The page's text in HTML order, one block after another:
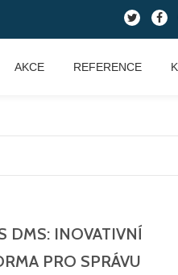
fa-
twitter
fa-
AKCE REFERENCE
DMS: INOVATIVNÍ
PRO SPRÁVU